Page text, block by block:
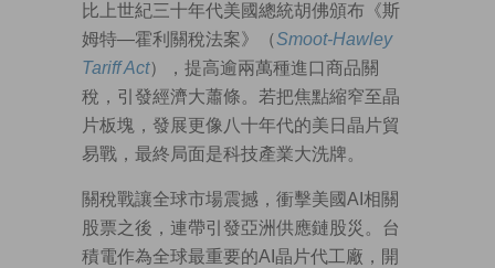
比上世紀三十年代美國總統胡佛頒布《斯
姆特—霍利關稅法案》（Smoot-Hawley
Tariff Act），提高逾兩萬種進口商品關
稅，引發經濟大蕭條。若把焦點縮窄至晶
片板塊，發展更像八十年代的美日晶片貿
易戰，最終局面是科技產業大洗牌。
關稅戰讓全球市場震撼，衝擊美國AI相關
股票之後，連帶引發亞洲供應鏈股災。台
積電作為全球最重要的AI晶片代工廠，開